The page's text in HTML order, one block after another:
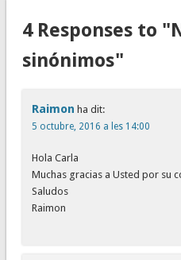
4 Responses to
sinónimos"
Raimon ha dit:
5 octubre, 2016 a les 14:00
Hola Carla
Muchas gracias a Usted por su
Saludos
Raimon